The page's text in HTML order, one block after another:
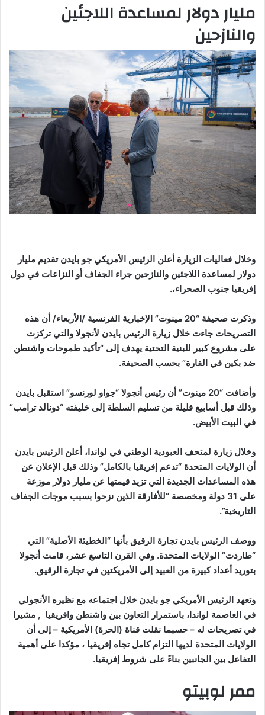
مليار دولار لمساعدة اللاجئين
والنازحين
وخلال فعاليات الزيارة أعلن الرئيس الأمريكي جو بايدن تقديم مليار
دولار لمساعدة اللاجئين والنازحين جراء الجفاف أو النزاعات في دول
إفريقيا جنوب الصحراء،.
وذكرت صحيفة “20 مينوت” الإخبارية الفرنسية /الأربعاء/ أن هذه
التصريحات جاءت خلال زيارة الرئيس بايدن لأنجولا والتي تركزت
على مشروع كبير للبنية التحتية يهدف إلى “تأكيد طموحات واشنطن
ضد بكين في القارة” بحسب الصحيفة.
وأضافت “20 مينوت” أن رئيس أنجولا “جواو لورنسو” استقبل بايدن
وذلك قبل أسابيع قليلة من تسليم السلطة إلى خليفته “دونالد ترامب”
في البيت الأبيض.
وخلال زيارة لمتحف العبودية الوطني في لواندا، أعلن الرئيس بايدن
أن الولايات المتحدة “تدعم إفريقيا بالكامل” وذلك قبل الإعلان عن
هذه المساعدات الجديدة التي تزيد قيمتها عن مليار دولار موزعة
على 31 دولة ومخصصة “للأفارقة الذين نزحوا بسبب موجات الجفاف
التاريخية”.
ووصف الرئيس بايدن تجارة الرقيق بأنها “الخطيئة الأصلية” التي
“طاردت” الولايات المتحدة. وفي القرن التاسع عشر، قامت أنجولا
بتوريد أعداد كبيرة من العبيد إلى الأمريكتين في تجارة الرقيق.
وتعهد الرئيس الأمريكي جو بايدن خلال اجتماعه مع نظيره الأنجولي
في العاصمة لواندا، باستمرار التعاون بين واشنطن وافريقيا , مشيرا
في تصريحات له – حسبما نقلت قناة (الحرة) الأمريكية – إلى أن
الولايات المتحدة لديها التزام كامل تجاه إفريقيا ، مؤكدا على أهمية
التفاعل بين الجانبين بناءً على شروط إفريقيا.
ممر لوبيتو